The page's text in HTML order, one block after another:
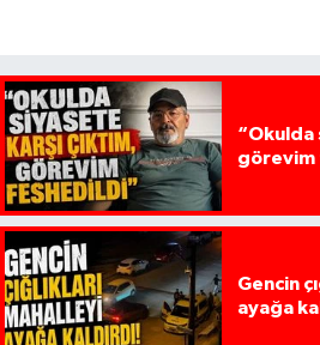
“Okulda
görevim
Gencin
ayağa